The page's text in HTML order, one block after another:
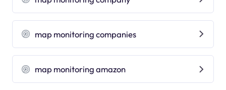
map monitoring companies
map monitoring amazon